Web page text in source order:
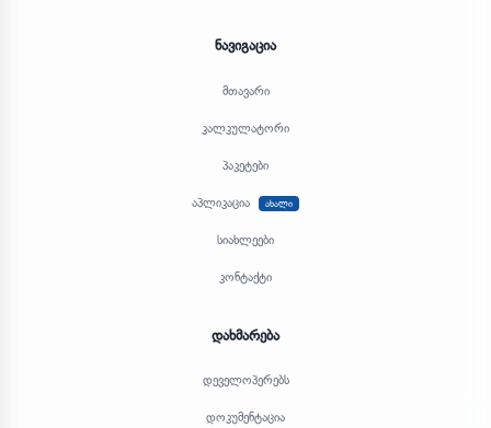
ნავიგაცია
მთავარი
კალკულატორი
პაკეტები
აპლიკაცია ახალი
სიახლეები
კონტაქტი
დახმარება
დეველოპერებს
დოკუმენტაცია